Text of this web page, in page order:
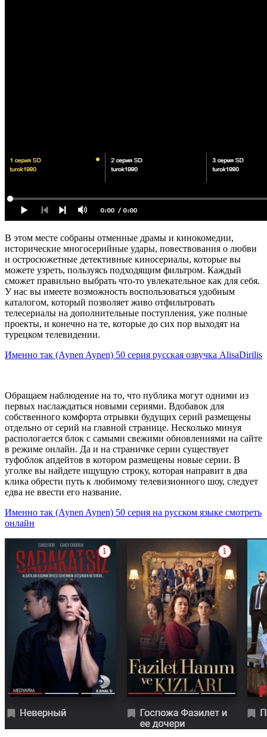
В этом месте собраны отменные драмы и кинокомедии,
исторические многосерийные удары, повествования о любви
и остросюжетные детективные киносериалы, которые вы
можете узреть, пользуясь подходящим фильтром. Каждый
сможет правильно выбрать что-то увлекательное как для себя.
У нас вы имеете возможность воспользоваться удобным
каталогом, который позволяет живо отфильтровать
телесериалы на дополнительные поступления, уже полные
проекты, и конечно на те, которые до сих пор выходят на
турецком телевидении.
Именно так (Aynen Aynen) 50 серия русская озвучка AlisaDirilis
Обращаем наблюдение на то, что публика могут одними из
первых наслаждаться новыми сериями. Вдобавок для
собственного комфорта отрывки будущих серий размещены
отдельно от серий на главной странице. Несколько минуя
распологается блок с самыми свежими обновлениями на сайте
в режиме онлайн. Да и на страничке серии существует
туфоблок апдейтов в котором размещены новые серии. В
уголке вы найдете ищущую строку, которая направит в два
клика обрести путь к любимому телевизионного шоу, следует
едва не ввести его название.
Именно так (Aynen Aynen) 50 серия на русском языке смотреть
онлайн